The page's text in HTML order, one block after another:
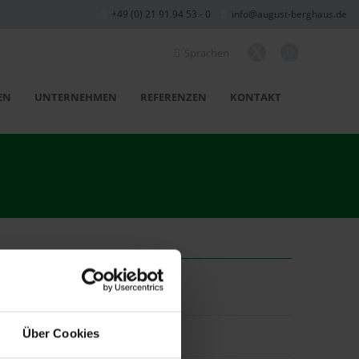
Über Cookies
+49 (0) 21 91.94 53 - 0 info@august-berghaus.de
UNTERNEHMEN REFERENZEN KONTAKT
System.